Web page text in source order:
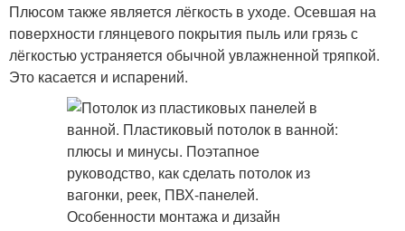
Плюсом также является лёгкость в уходе. Осевшая на
поверхности глянцевого покрытия пыль или грязь с
лёгкостью устраняется обычной увлажненной тряпкой.
Это касается и испарений.